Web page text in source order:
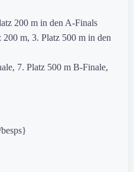
200 m in den A-Finals
m, 3. Platz 500 m in den
7. Platz 500 m B-Finale,